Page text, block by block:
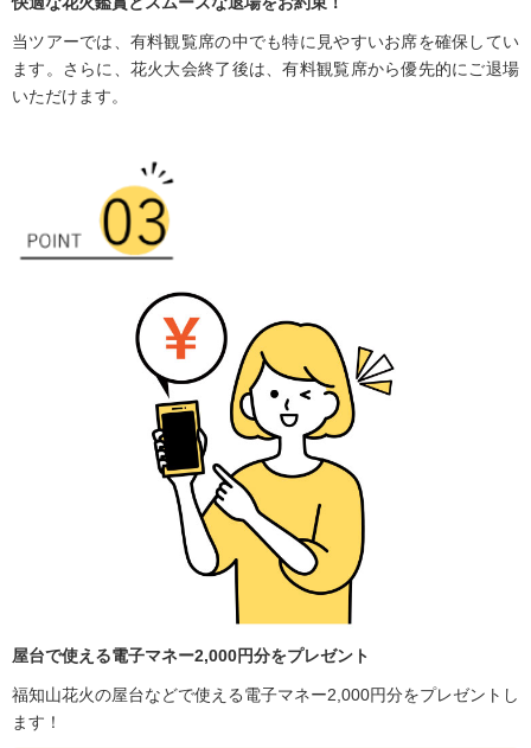
当ツアーでは、有料観覧席の中でも特に見やすいお席を確保してい
ます。さらに、花火大会終了後は、有料観覧席から優先的にご退場
いただけます。
屋台で使える電子マネー2,000円分をプレゼント
福知山花火の屋台などで使える電子マネー2,000円分をプレゼントし
ます！